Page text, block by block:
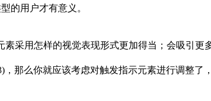
的用户才有意义。
采用怎样的视觉表现形式更加得当；会吸引更
那么你就应该考虑对触发指示元素进行调整了